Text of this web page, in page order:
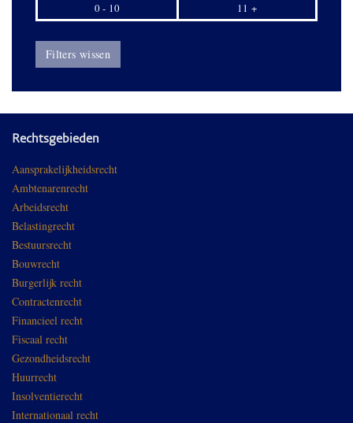
0 - 10 11 +
Filters wissen
Rechtsgebieden
Aansprakelijkheidsrecht
Ambtenarenrecht
Arbeidsrecht
Belastingrecht
Bestuursrecht
Bouwrecht
Burgerlijk recht
Contractenrecht
Financieel recht
Fiscaal recht
Gezondheidsrecht
Huurrecht
Insolventierecht
Internationaal recht